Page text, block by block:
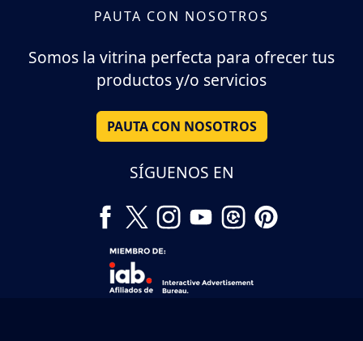
PAUTA CON NOSOTROS
Somos la vitrina perfecta para ofrecer tus
productos y/o servicios
PAUTA CON NOSOTROS
SÍGUENOS EN